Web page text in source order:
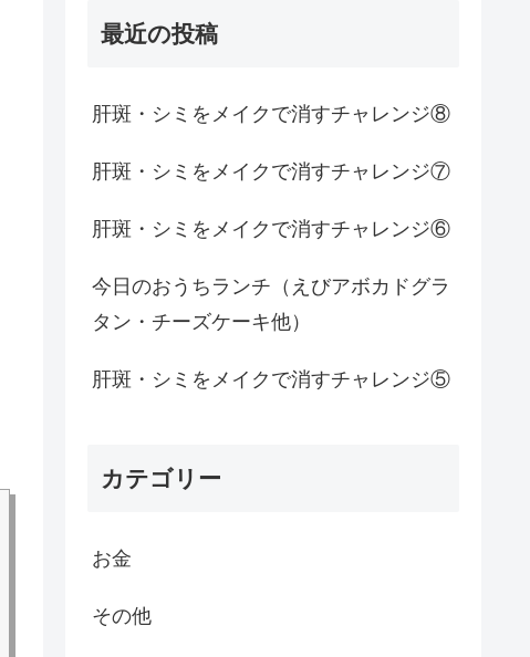
最近の投稿
肝斑・シミをメイクで消すチャレンジ⑧
肝斑・シミをメイクで消すチャレンジ⑦
肝斑・シミをメイクで消すチャレンジ⑥
今日のおうちランチ（えびアボカドグラ
タン・チーズケーキ他）
肝斑・シミをメイクで消すチャレンジ⑤
カテゴリー
お金
その他